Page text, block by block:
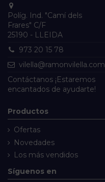
Políg. Ind. "Camí dels
Frares" C/F
25190 - LLEIDA
973 20 15 78
vilella@ramonvilella.com
Contáctanos ¡Estaremos
encantados de ayudarte!
Productos
Ofertas
Novedades
Los más vendidos
Síguenos en